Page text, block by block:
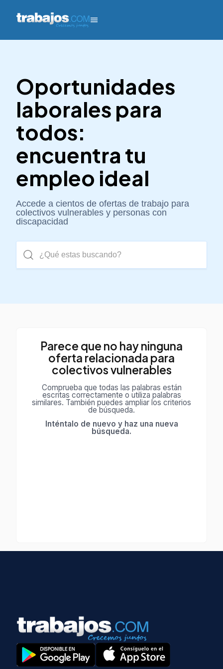
Oportunidades
laborales para
todos:
encuentra tu
empleo ideal
Accede a cientos de ofertas de trabajo para
colectivos vulnerables y personas con
discapacidad
Buscar
Parece que no hay ninguna
oferta relacionada para
colectivos vulnerables
Comprueba que todas las palabras están
escritas correctamente o utiliza palabras
similares. También puedes ampliar los criterios
de búsqueda.
Inténtalo de nuevo y haz una nueva
búsqueda.